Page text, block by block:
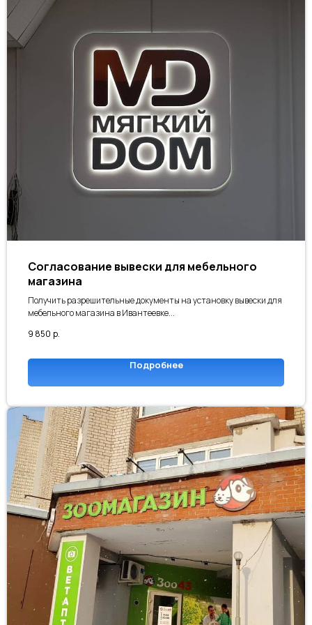
Согласование вывески для мебельного
магазина
Получить разрешительные документы на установку вывески для
мебельного магазина в Ивантеевке...
9 850 р.
Подробнее
Зарегистрированы на:
Пришлите фото и адрес места
02
✔ Заключение о возможности
размещения
✔ Пример проектной документации
✔ Расчёт стоимости установки и
изготовления
✔ Сроки согласования и
производства
03
01